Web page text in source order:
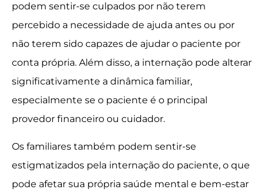
podem sentir-se culpados por não terem
percebido a necessidade de ajuda antes ou por
não terem sido capazes de ajudar o paciente por
conta própria. Além disso, a internação pode alterar
significativamente a dinâmica familiar,
especialmente se o paciente é o principal
provedor financeiro ou cuidador.
Os familiares também podem sentir-se
estigmatizados pela internação do paciente, o que
pode afetar sua própria saúde mental e bem-estar